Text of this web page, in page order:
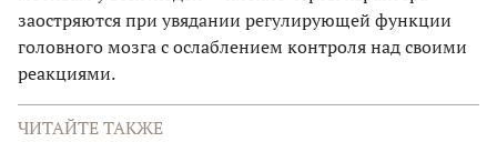
заостряются при увядании регулирующей функции
головного мозга с ослаблением контроля над своими
реакциями.
ЧИТАЙТЕ ТАКЖЕ